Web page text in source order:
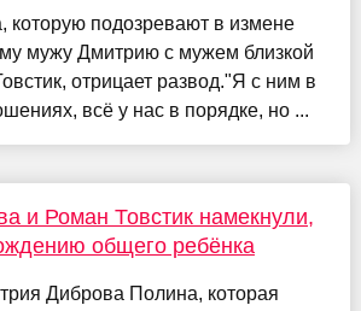
которую подозревают в измене
мужу Дмитрию с мужем близкой
отрицает развод."Я с ним в
всё у нас в порядке, но ...
и Роман Товстик намекнули,
общего ребёнка
Диброва Полина, которая